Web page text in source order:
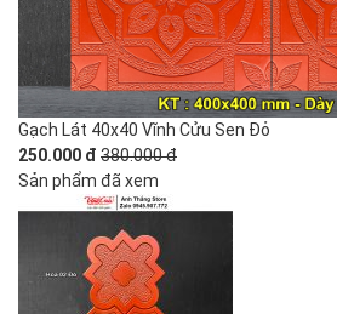
Gạch Lát 40x40 Vĩnh Cửu Sen Đỏ
250.000 đ 380.000 đ
Sản phẩm đã xem